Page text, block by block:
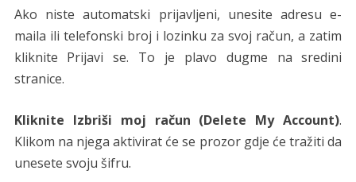
Ako niste automatski prijavljeni, unesite adresu e-
maila ili telefonski broj i lozinku za svoj račun, a zatim
kliknite Prijavi se. To je plavo dugme na sredini
stranice.
Kliknite Izbriši moj račun (Delete My Account).
Klikom na njega aktivirat će se prozor gdje će tražiti da
unesete svoju šifru.